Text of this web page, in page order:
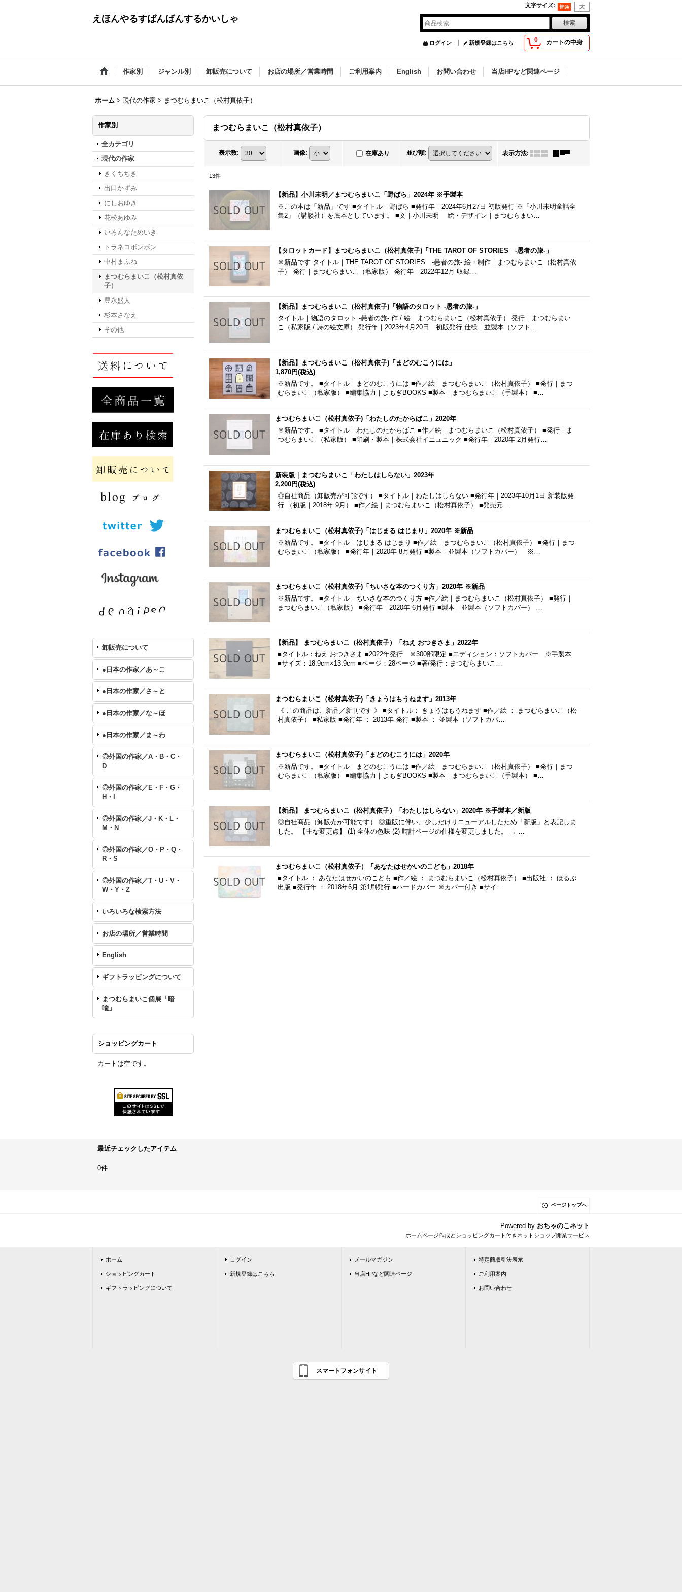
文字サイズ:
えほんやるすばんばんするかいしゃ
0 カートの中身
ログイン 新規登録はこちら
作家別 ジャンル別 卸販売について お店の場所／営業時間 ご利用案内 English お問い合わせ 当店HPなど関連ページ
ホーム > 現代の作家 > まつむらまいこ（松村真依子）
作家別
全カテゴリ
現代の作家
きくちちき
出口かずみ
にしおゆき
花松あゆみ
いろんなためいき
トラネコボンボン
中村まふね
まつむらまいこ（松村真依
子）
豊永盛人
杉本さなえ
その他
卸販売について
●日本の作家／あ～こ
●日本の作家／さ～と
●日本の作家／な～ほ
●日本の作家／ま～わ
◎外国の作家／A・B・C・
D
◎外国の作家／E・F・G・
H・I
◎外国の作家／J・K・L・
M・N
◎外国の作家／O・P・Q・
R・S
◎外国の作家／T・U・V・
W・Y・Z
いろいろな検索方法
お店の場所／営業時間
English
ギフトラッピングについて
まつむらまいこ個展「暗
喩」
ショッピングカート
カートは空です。
まつむらまいこ（松村真依子）
表示数: 画像: 在庫あり 並び順: 表示方法:
13件
【新品】小川未明／まつむらまいこ「野ばら」2024年 ※手製本
※この本は「新品」です ■タイトル｜野ばら ■発行年｜2024年6月27日 初版発行 ※「小川未明童話全
集2」（講談社）を底本としています。 ■文｜小川未明 絵・デザイン｜まつむらまい…
【タロットカード】まつむらまいこ（松村真依子)「THE TAROT OF STORIES -愚者の旅-」
※新品です タイトル｜THE TAROT OF STORIES -愚者の旅- 絵・制作｜まつむらまいこ（松村真依
子） 発行｜まつむらまいこ（私家版） 発行年｜2022年12月 収録…
【新品】まつむらまいこ（松村真依子)「物語のタロット -愚者の旅-」
タイトル｜物語のタロット -愚者の旅- 作 / 絵｜まつむらまいこ（松村真依子） 発行｜まつむらまい
こ（私家版 / 詩の絵文庫） 発行年｜2023年4月20日 初版発行 仕様｜並製本（ソフト…
【新品】まつむらまいこ（松村真依子)「まどのむこうには」
1,870円(税込)
※新品です。 ■タイトル｜まどのむこうには ■作／絵｜まつむらまいこ（松村真依子） ■発行｜まつ
むらまいこ（私家版） ■編集協力｜よもぎBOOKS ■製本｜まつむらまいこ（手製本） ■…
まつむらまいこ（松村真依子)「わたしのたからばこ」2020年
※新品です。 ■タイトル｜わたしのたからばこ ■作／絵｜まつむらまいこ（松村真依子） ■発行｜ま
つむらまいこ（私家版） ■印刷・製本｜株式会社イニュニック ■発行年｜2020年 2月発行…
新装版｜まつむらまいこ「わたしはしらない」2023年
2,200円(税込)
◎自社商品（卸販売が可能です） ■タイトル｜わたしはしらない ■発行年｜2023年10月1日 新装版発
行 （初版｜2018年 9月） ■作／絵｜まつむらまいこ（松村真依子） ■発売元…
まつむらまいこ（松村真依子)「はじまる はじまり」2020年 ※新品
※新品です。 ■タイトル｜はじまる はじまり ■作／絵｜まつむらまいこ（松村真依子） ■発行｜まつ
むらまいこ（私家版） ■発行年｜2020年 8月発行 ■製本｜並製本（ソフトカバー） ※…
まつむらまいこ（松村真依子)「ちいさな本のつくり方」2020年 ※新品
※新品です。 ■タイトル｜ちいさな本のつくり方 ■作／絵｜まつむらまいこ（松村真依子） ■発行｜
まつむらまいこ（私家版） ■発行年｜2020年 6月発行 ■製本｜並製本（ソフトカバー） …
【新品】 まつむらまいこ（松村真依子）「ねえ おつきさま」2022年
■タイトル：ねえ おつきさま ■2022年発行 ※300部限定 ■エディション：ソフトカバー ※手製本
■サイズ：18.9cm×13.9cm ■ページ：28ページ ■著/発行：まつむらまいこ…
まつむらまいこ（松村真依子)「きょうはもうねます」2013年
《 この商品は、新品／新刊です 》 ■タイトル： きょうはもうねます ■作／絵 ： まつむらまいこ（松
村真依子） ■私家版 ■発行年 ： 2013年 発行 ■製本 ： 並製本（ソフトカバ…
まつむらまいこ（松村真依子)「まどのむこうには」2020年
※新品です。 ■タイトル｜まどのむこうには ■作／絵｜まつむらまいこ（松村真依子） ■発行｜まつ
むらまいこ（私家版） ■編集協力｜よもぎBOOKS ■製本｜まつむらまいこ（手製本） ■…
【新品】 まつむらまいこ（松村真依子）「わたしはしらない」2020年 ※手製本／新版
◎自社商品（卸販売が可能です） ◎重版に伴い、少しだけリニューアルしたため「新版」と表記しま
した。 【主な変更点】 (1) 全体の色味 (2) 時計ページの仕様を変更しました。 → …
まつむらまいこ（松村真依子）「あなたはせかいのこども」2018年
■タイトル ： あなたはせかいのこども ■作／絵 ： まつむらまいこ（松村真依子） ■出版社 ： ほるぷ
出版 ■発行年 ： 2018年6月 第1刷発行 ■ハードカバー ※カバー付き ■サイ…
最近チェックしたアイテム
0件
ページトップへ
Powered by おちゃのこネット
ホームページ作成とショッピングカート付きネットショップ開業サービス
ホーム
ショッピングカート
ギフトラッピングについて
ログイン
新規登録はこちら
メールマガジン
当店HPなど関連ページ
特定商取引法表示
ご利用案内
お問い合わせ
スマートフォンサイト